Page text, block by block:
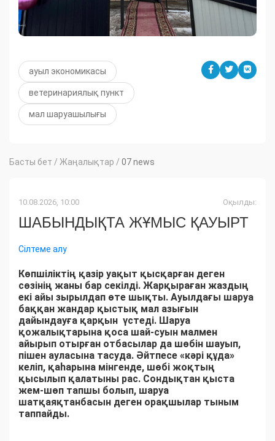
ауыл экономикасы
ветеринариялық пункт
мал шаруашылығы
Басты бет / Жаңалықтар / 07 news
10.08.2026, 10:00 Оқылды:
ШАБЫНДЫҚТА ЖҰМЫС ҚАУЫРТ
Сілтеме алу
Көпшіліктің қазір уақыт қысқарған деген
сөзінің жаны бар секілді. Жарқыраған жаздың
екі айы зырылдап өте шықты. Ауылдағы шаруа
баққан жандар қыстық мал азығын
дайындауға қарқын үстеді. Шаруа
қожалықтарына қоса шай-суын малмен
айырып отырған отбасылар да шөбін шауып,
пішен ауласына тасуда. Әйтпесе «кәрі құда»
келіп, қаһарына мінгенде, шөбі жоқтың
қысылып қалатыны рас. Сондықтан қыста
жем-шөп тапшы болып, шаруа
шатқаяқтанбасын деген орақшылар тыным
таппайды.